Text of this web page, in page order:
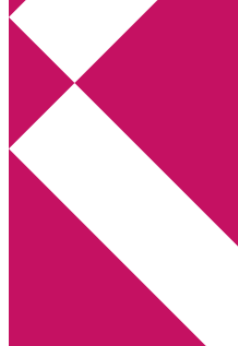
Annikas litteratur- och kulturblogg
Deckare, kriminalromaner, thrillers
Hem
Boktolva
Författarfemman
Kontakt
Webbshop Amazon